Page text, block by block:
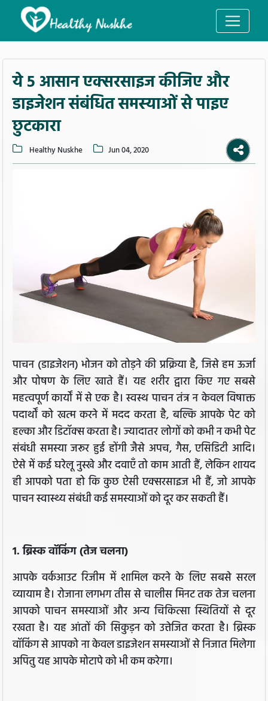
ये 5 आसान एक्सरसाइज कीजिए और
डाइजेशन संबंधित समस्याओं से पाइए
छुटकारा
Healthy Nuskhe Jun 04, 2020
पाचन (डाइजेशन) भोजन को तोड़ने की प्रक्रिया है, जिसे हम ऊर्जा
और पोषण के लिए खाते हैं। यह शरीर द्वारा किए गए सबसे
महत्वपूर्ण कार्यों में से एक है। स्वस्थ पाचन तंत्र न केवल विषाक्त
पदार्थों को खत्म करने में मदद करता है, बल्कि आपके पेट को
हल्का और डिटॉक्स करता है। ज्यादातर लोगों को कभी न कभी पेट
संबंधी समस्या जरूर हुई होंगी जैसे अपच, गैस, एसिडिटी आदि।
ऐसे में कई घरेलू नुस्खे और दवाएँ तो काम आती हैं, लेकिन शायद
ही आपको पता हो कि कुछ ऐसी एक्सरसाइज भी हैं, जो आपके
पाचन स्वास्थ्य संबंधी कई समस्याओं को दूर कर सकती हैं।
1. ब्रिस्क वॉकिंग (तेज चलना)
आपके वर्कआउट रिजीम में शामिल करने के लिए सबसे सरल
व्यायाम है। रोजाना लगभग तीस से चालीस मिनट तक तेज चलना
आपको पाचन समस्याओं और अन्य चिकित्सा स्थितियों से दूर
रखता है। यह आंतों की सिकुड़न को उत्तेजित करता है। ब्रिस्क
वॉकिंग से आपको ना केवल डाइजेशन समस्याओं से निजात मिलेगा
अपितु यह आपके मोटापे को भी कम करेगा।